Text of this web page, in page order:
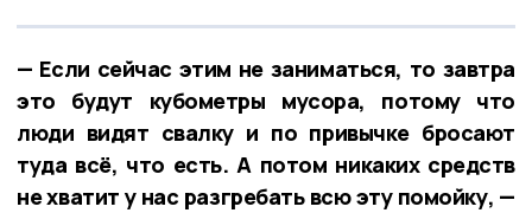
— Если сейчас этим не заниматься, то завтра
это будут кубометры мусора, потому что
люди видят свалку и по привычке бросают
туда всё, что есть. А потом никаких средств
не хватит у нас разгребать всю эту помойку, —